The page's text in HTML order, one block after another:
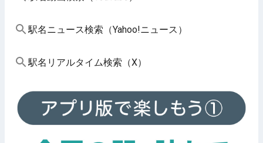
駅名ニュース検索（Yahoo!ニュース）
駅名リアルタイム検索（X）